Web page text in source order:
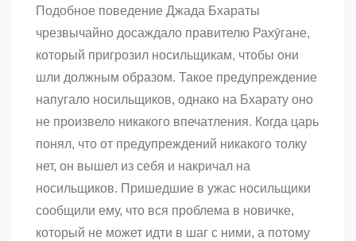
Подобное поведение Джада Бхараты
чрезвычайно досаждало правителю Рахӯгане,
который пригрозил носильщикам, чтобы они
шли должным образом. Такое предупреждение
напугало носильщиков, однако на Бхарату оно
не произвело никакого впечатления. Когда царь
понял, что от предупреждений никакого толку
нет, он вышел из себя и накричал на
носильщиков. Пришедшие в ужас носильщики
сообщили ему, что вся проблема в новичке,
который не может идти в шаг с ними, а потому